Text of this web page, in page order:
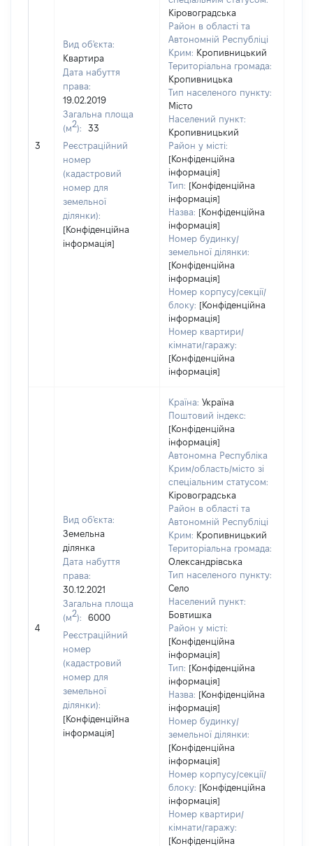
3
Вид об'єкта:
Квартира
Дата набуття
права:
19.02.2019
Загальна площа
(м2):
33
Реєстраційний
номер
(кадастровий
номер для
земельної
ділянки):
[Конфіденційна
інформація]
Кіровоградська
Район в області та
Автономній Республіці
Крим: Кропивницький
Територіальна громада:
Кропивницька
Тип населеного пункту:
Місто
Населений пункт:
Кропивницький
Район у місті:
[Конфіденційна
інформація]
Тип: [Конфіденційна
інформація]
Назва: [Конфіденційна
інформація]
Номер будинку/
земельної ділянки:
[Конфіденційна
інформація]
Номер корпусу/секції/
блоку: [Конфіденційна
інформація]
Номер квартири/
кімнати/гаражу:
[Конфіденційна
інформація]
4
Вид об'єкта:
Земельна
ділянка
Дата набуття
права:
30.12.2021
Загальна площа
(м2):
6000
Реєстраційний
номер
(кадастровий
номер для
земельної
ділянки):
[Конфіденційна
інформація]
Країна: Україна
Поштовий індекс:
[Конфіденційна
інформація]
Автономна Республіка
Крим/область/місто зі
спеціальним статусом:
Кіровоградська
Район в області та
Автономній Республіці
Крим: Кропивницький
Територіальна громада:
Олександрівська
Тип населеного пункту:
Село
Населений пункт:
Бовтишка
Район у місті:
[Конфіденційна
інформація]
Тип: [Конфіденційна
інформація]
Назва: [Конфіденційна
інформація]
Номер будинку/
земельної ділянки:
[Конфіденційна
інформація]
Номер корпусу/секції/
блоку: [Конфіденційна
інформація]
Номер квартири/
кімнати/гаражу:
[Конфіденційна